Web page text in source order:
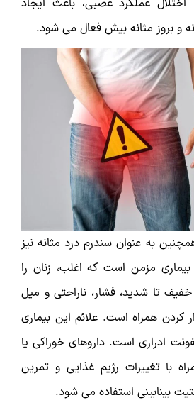
و بروز مثانه بیش فعال می شود.
به عنوان سندرم درد مثانه نیز
مزمن است که اغلب، زنان را
تا شدید، فشار، ناراحتی و میل
کردن همراه است. علائم این بیماری
ادراری است. داروهای خوراکی یا
با تغییرات رژیم غذایی و تمرین
بینابینی استفاده می شود.